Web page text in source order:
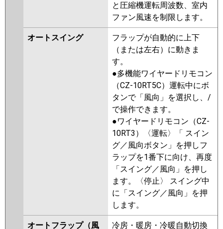
と圧縮機運転周波数、室内
ファン風速を制限します。
オートスイング
フラップが自動的に上下
（または左右）に動きま
す。
●多機能ワイヤードリモコン
（CZ-10RT5C）運転中にボ
タンで「風向」を選択し、/
で操作できます。
●ワイヤードリモコン（CZ-
10RT3）〈運転〉「 スイン
グ／風向ボタン」を押しフ
ラップを1番下に向け、再度
「スイング／風向」を押し
ます。〈停止〉 スイング中
に「スイング／風向」を押
します。
オートフラップ（風 冷房・暖房・冷暖自動切換